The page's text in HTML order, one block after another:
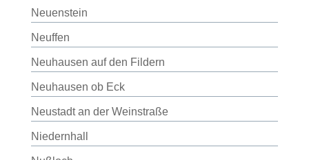
Neuenstein
Neuffen
Neuhausen auf den Fildern
Neuhausen ob Eck
Neustadt an der Weinstraße
Niedernhall